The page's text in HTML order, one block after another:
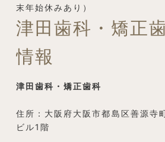
末年始休みあり）
津田歯科・矯正
情報
津田歯科・矯正歯科
住所：大阪府大阪市都島区善源寺
ビル1階